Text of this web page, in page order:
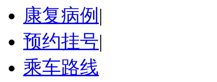
康复病例 |
预约挂号|
乘车路线